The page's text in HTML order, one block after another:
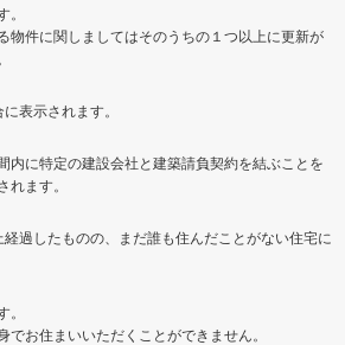
物件に関しましてはそのうちの１つ以上に更新が
表示されます。
内に特定の建設会社と建築請負契約を結ぶことを
ます。
過したものの、まだ誰も住んだことがない住宅に
お住まいいただくことができません。